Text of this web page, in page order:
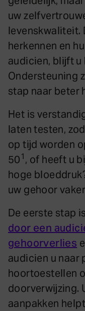
uw
levenskwaliteit.
herkennen en
audicien, blijft
Ondersteuning
stap naar beter
Het is
laten testen,
op tijd worden
50 1 , of heeft u
hoge
uw gehoor
De eerste stap
door een
gehoorverlies
audicien u naar
hoortoestellen
doorverwijzing.
aanpakken